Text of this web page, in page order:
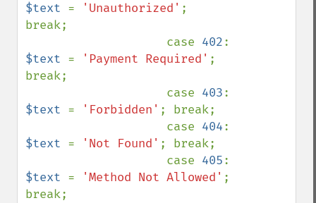
$text = 'Unauthorized' ;
break;
                    case
402
$text = 'Payment Required' ;
break;
                    case
403
$text = 'Forbidden' ; break;
                    case
404
$text = 'Not Found' ; break;
                    case
405
$text = 'Method Not Allowed' ;
break;